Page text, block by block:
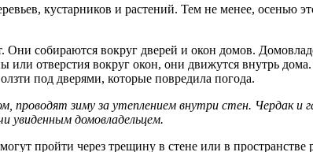
кустарников и растений. Тем не менее, осенью
Они собираются вокруг дверей и окон домов.
отверстия вокруг окон, они движутся внутрь
под дверями, которые повредила погода.
проводят зиму за утеплением внутри стен.
увиденным домовладельцем.
пройти через трещину в стене или в